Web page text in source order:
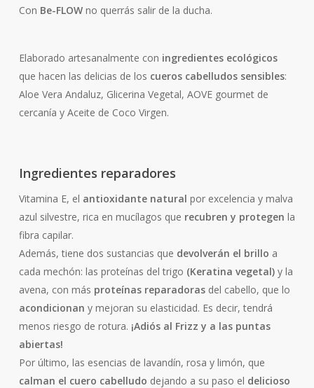
Con Be-FLOW no querrás salir de la ducha.
Elaborado artesanalmente con ingredientes ecológicos
que hacen las delicias de los cueros cabelludos sensibles:
Aloe Vera Andaluz, Glicerina Vegetal, AOVE gourmet de
cercanía y Aceite de Coco Virgen.
Ingredientes reparadores
Vitamina E, el antioxidante natural por excelencia y malva
azul silvestre, rica en mucílagos que recubren y protegen la
fibra capilar.
Además, tiene dos sustancias que devolverán el brillo a
cada mechón: las proteínas del trigo (Keratina vegetal)y la
avena, con más proteínas reparadorasdel cabello, que lo
acondicionan y mejoran su elasticidad. Es decir, tendrá
menos riesgo de rotura. ¡Adiós al Frizz y a las puntas
abiertas!
Por último, las esencias de lavandín, rosa y limón, que
calman el cuero cabelludo dejando a su paso el delicioso